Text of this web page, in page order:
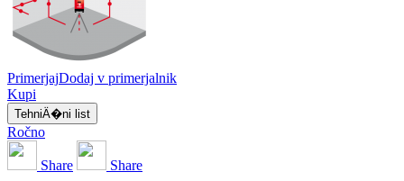
PrimerjajDodaj v primerjalnik
Kupi
TehniÄ�ni list
Ročno
Share Share